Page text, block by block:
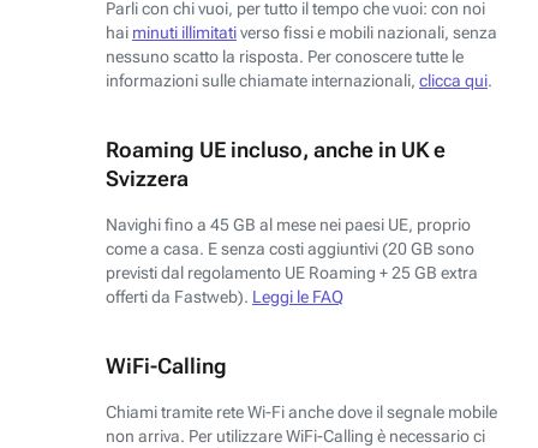
Parli con chi vuoi, per tutto il tempo che vuoi: con noi
hai minuti illimitativerso fissi e mobili nazionali, senza
nessuno scatto la risposta. Per conoscere tutte le
informazioni sulle chiamate internazionali, clicca qui.
Roaming UE incluso, anche in UK e
Svizzera
Navighi fino a 45 GB al mese nei paesi UE, proprio
come a casa. E senza costi aggiuntivi (20 GB sono
previsti dal regolamento UE Roaming + 25 GB extra
offerti da Fastweb). Leggi le FAQ
WiFi-Calling
Chiami tramite rete Wi-Fi anche dove il segnale mobile
non arriva. Per utilizzare WiFi-Calling è necessario ci